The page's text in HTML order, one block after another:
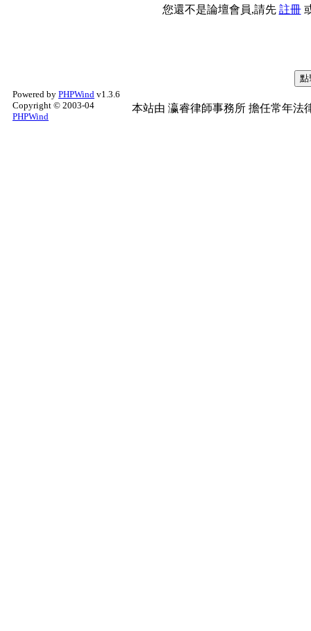
您還不是論壇會員,請先 註冊
Powered by PHPWind v1.3.6
Copyright © 2003-04
PHPWind
本站由 瀛睿律師事務所 擔任常年法